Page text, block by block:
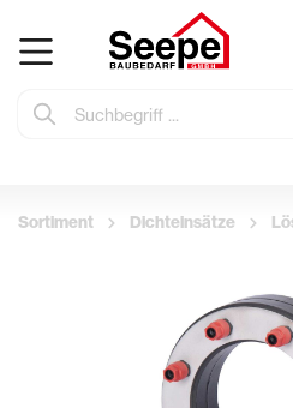
Sortiment Dichteinsätze